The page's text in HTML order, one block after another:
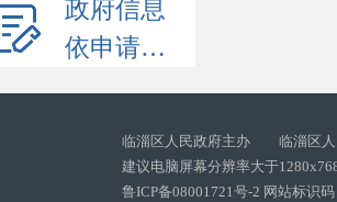
政府信息
依申请公开
临淄区人民政府主办 临淄区人
建议电脑屏幕分辨率大于
鲁ICP备08001721号-2 网站标识